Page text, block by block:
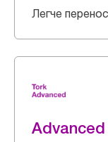
Легче
Advanced